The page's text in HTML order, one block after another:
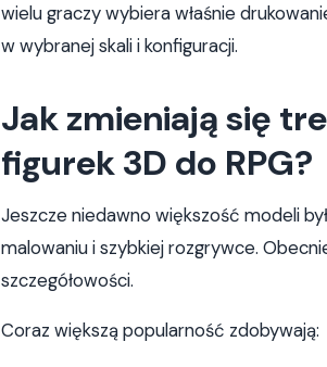
wielu graczy wybiera właśnie
w wybranej skali i konfiguracji.
Jak zmieniają się
figurek 3D do RPG?
Jeszcze niedawno większość modeli
malowaniu i szybkiej rozgrywce.
szczegółowości.
Coraz większą popularność zdobywają: